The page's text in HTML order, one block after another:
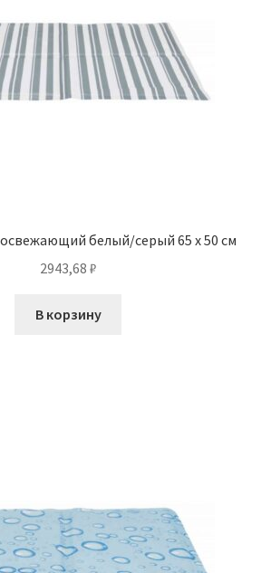
белый/серый 65 х 50 см
2943,68 ₽
В корзину